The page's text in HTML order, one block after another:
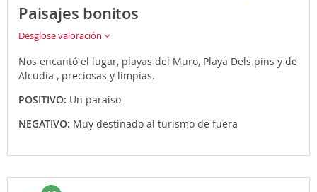
Paisajes bonitos
Desglose valoración
Nos encantó el lugar, playas del Muro, Playa Dels pins y de
Alcudia , preciosas y limpias.
POSITIVO: Un paraiso
NEGATIVO: Muy destinado al turismo de fuera